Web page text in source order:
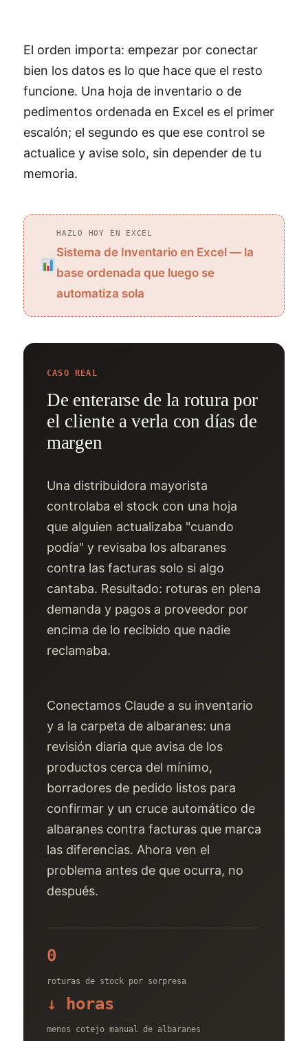
El orden importa: empezar por conectar
bien los datos es lo que hace que el resto
funcione. Una hoja de inventario o de
pedimentos ordenada en Excel es el primer
escalón; el segundo es que ese control se
actualice y avise solo, sin depender de tu
memoria.
HAZLO HOY EN EXCEL
Sistema de Inventario en Excel — la
base ordenada que luego se
automatiza sola
CASO REAL
De enterarse de la rotura por
el cliente a verla con días de
margen
Una distribuidora mayorista
controlaba el stock con una hoja
que alguien actualizaba "cuando
podía" y revisaba los albaranes
contra las facturas solo si algo
cantaba. Resultado: roturas en plena
demanda y pagos a proveedor por
encima de lo recibido que nadie
reclamaba.
Conectamos Claude a su inventario
y a la carpeta de albaranes: una
revisión diaria que avisa de los
productos cerca del mínimo,
borradores de pedido listos para
confirmar y un cruce automático de
albaranes contra facturas que marca
las diferencias. Ahora ven el
problema antes de que ocurra, no
después.
0
roturas de stock por sorpresa
↓ horas
menos cotejo manual de albaranes